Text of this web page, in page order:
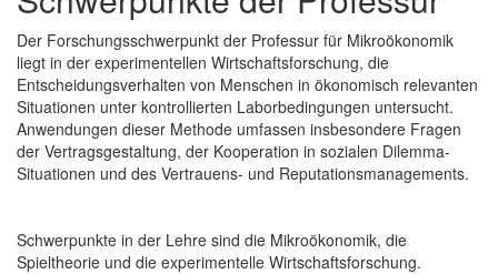
Der Forschungsschwerpunkt der Professur für Mikroökonomik
liegt in der experimentellen Wirtschaftsforschung, die
Entscheidungsverhalten von Menschen in ökonomisch relevanten
Situationen unter kontrollierten Laborbedingungen untersucht.
Anwendungen dieser Methode umfassen insbesondere Fragen
der Vertragsgestaltung, der Kooperation in sozialen Dilemma-
Situationen und des Vertrauens- und Reputationsmanagements.
Schwerpunkte in der Lehre sind die Mikroökonomik, die
Spieltheorie und die experimentelle Wirtschaftsforschung.